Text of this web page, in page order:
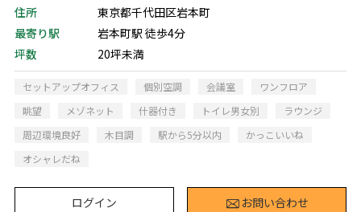
住所
東京都千代田区岩本町
最寄り駅
岩本町駅 徒歩4分
坪数
20坪未満
セットアップオフィス 個別空調 会議室
ワンフロア
眺望
メゾネット 什器付き トイレ男女別
ラウンジ
周辺環境良好
木目調 駅から5分以内
かっこいいね
オシャレだね
ログイン お問い合わせ